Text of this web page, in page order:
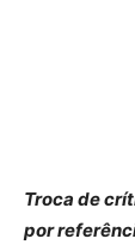
Troca de
por